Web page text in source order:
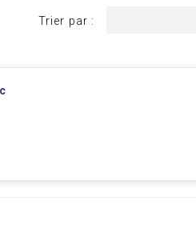
Trier par :